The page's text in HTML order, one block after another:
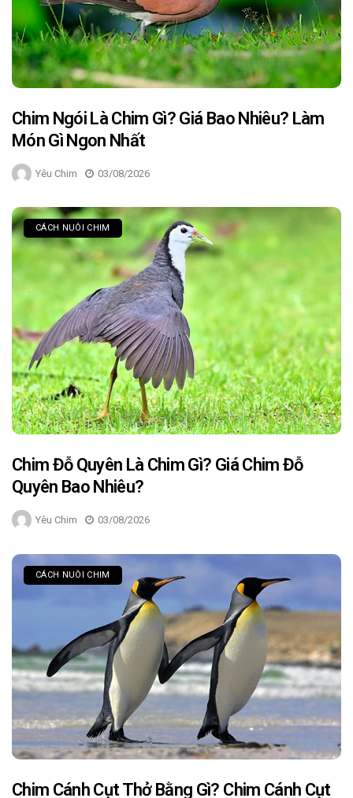
Chim Ngói Là Chim Gì? Giá Bao Nhiêu? Làm
Món Gì Ngon Nhất
Yêu Chim 03/08/2026
CÁCH NUÔI CHIM
Chim Đỗ Quyên Là Chim Gì? Giá Chim Đỗ
Quyên Bao Nhiêu?
Yêu Chim 03/08/2026
CÁCH NUÔI CHIM
Chim Cánh Cụt Thở Bằng Gì? Chim Cánh Cụt